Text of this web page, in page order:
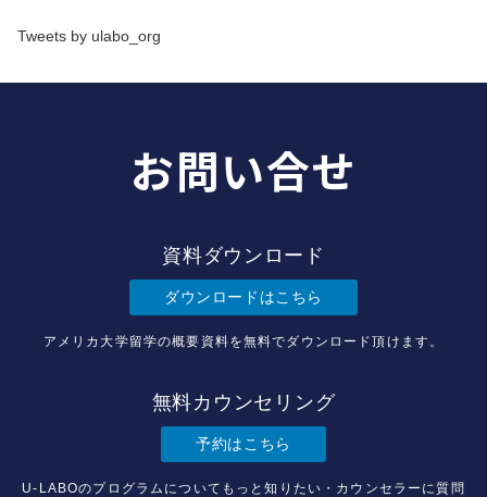
Tweets by ulabo_org
お問い合せ
資料ダウンロード
ダウンロードはこちら
アメリカ大学留学の概要資料を無料でダウンロード頂けます。
無料カウンセリング
予約はこちら
U-LABOのプログラムについてもっと知りたい・カウンセラーに質問